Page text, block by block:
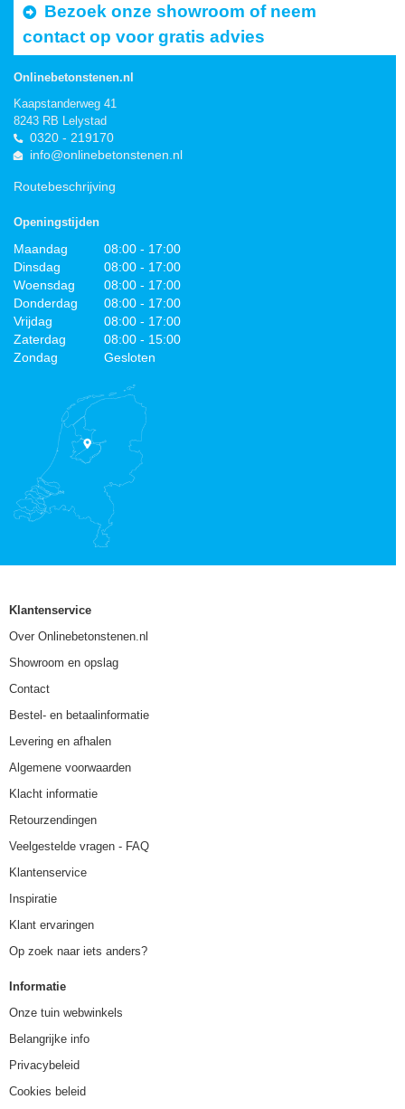
Bezoek onze showroom of neem
contact op voor gratis advies
Onlinebetonstenen.nl
Kaapstanderweg 41
8243 RB Lelystad
0320 - 219170
info@onlinebetonstenen.nl
Routebeschrijving
Openingstijden
Maandag
08:00 - 17:00
Dinsdag
08:00 - 17:00
Woensdag
08:00 - 17:00
Donderdag
08:00 - 17:00
Vrijdag
08:00 - 17:00
Zaterdag
08:00 - 15:00
Zondag
Gesloten
Klantenservice
Over Onlinebetonstenen.nl
Showroom en opslag
Contact
Bestel- en betaalinformatie
Levering en afhalen
Algemene voorwaarden
Klacht informatie
Retourzendingen
Veelgestelde vragen - FAQ
Klantenservice
Inspiratie
Klant ervaringen
Op zoek naar iets anders?
Informatie
Onze tuin webwinkels
Belangrijke info
Privacybeleid
Cookies beleid